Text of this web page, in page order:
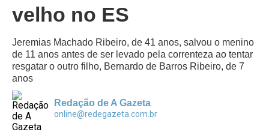
velho no ES
Jeremias Machado Ribeiro, de 41 anos, salvou o menino
de 11 anos antes de ser levado pela correnteza ao tentar
resgatar o outro filho, Bernardo de Barros Ribeiro, de 7
anos
Redação de A Gazeta
online@redegazeta.com.br